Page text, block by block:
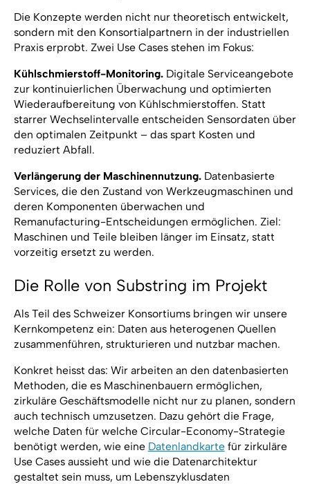
Die Konzepte werden nicht nur theoretisch entwickelt,
sondern mit den Konsortialpartnern in der industriellen
Praxis erprobt. Zwei Use Cases stehen im Fokus:
Kühlschmierstoff-Monitoring.Digitale Serviceangebote
zur kontinuierlichen Überwachung und optimierten
Wiederaufbereitung von Kühlschmierstoffen. Statt
starrer Wechselintervalle entscheiden Sensordaten über
den optimalen Zeitpunkt – das spart Kosten und
reduziert Abfall.
Verlängerung der Maschinennutzung.Datenbasierte
Services, die den Zustand von Werkzeugmaschinen und
deren Komponenten überwachen und
Remanufacturing-Entscheidungen ermöglichen. Ziel:
Maschinen und Teile bleiben länger im Einsatz, statt
vorzeitig ersetzt zu werden.
Die Rolle von Substring im Projekt
Als Teil des Schweizer Konsortiums bringen wir unsere
Kernkompetenz ein: Daten aus heterogenen Quellen
zusammenführen, strukturieren und nutzbar machen.
Konkret heisst das: Wir arbeiten an den datenbasierten
Methoden, die es Maschinenbauern ermöglichen,
zirkuläre Geschäftsmodelle nicht nur zu planen, sondern
auch technisch umzusetzen. Dazu gehört die Frage,
welche Daten für welche Circular-Economy-Strategie
benötigt werden, wie eine Datenlandkartefür zirkuläre
Use Cases aussieht und wie die Datenarchitektur
gestaltet sein muss, um Lebenszyklusdaten